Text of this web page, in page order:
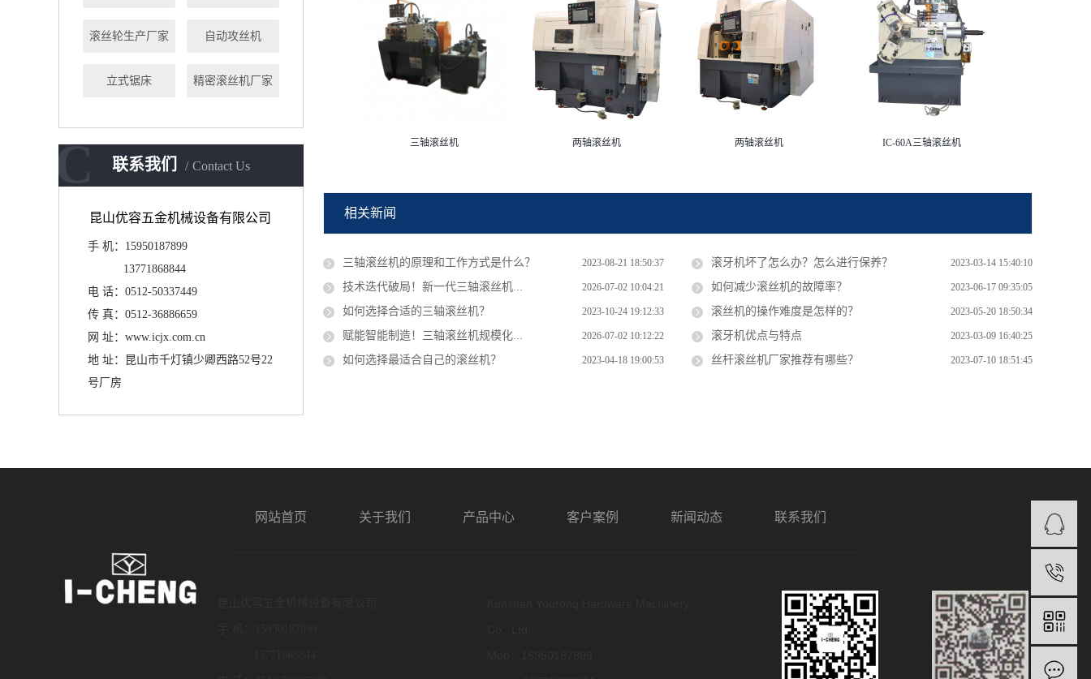
滚丝轮生产厂家 自动攻丝机
立式锯床 精密滚丝机厂家
联系我们 Contact Us
C
昆山优容五金机械设备有限公司
手 机：15950187899
13771868844
电 话：0512-50337449
传 真： 0512-36886659
网 址：www.icjx.com.cn
地 址：昆山市千灯镇少卿西路52号22
号厂房
数控滚丝机 三轴滚丝机 两轴滚丝机 两轴滚丝机 IC-60A三轴滚丝机
相关新闻
三轴滚丝机的原理和工作方式是什么？ 2023-08-21 18:50:37 滚牙机坏了怎么办？怎么进行保养？ 2023-03-14 15:40:10
技术迭代破局！新一代三轴滚丝机... 2026-07-02 10:04:21 如何减少滚丝机的故障率？ 2023-06-17 09:35:05
如何选择合适的三轴滚丝机？ 2023-10-24 19:12:33 滚丝机的操作难度是怎样的？ 2023-05-20 18:50:34
赋能智能制造！三轴滚丝机规模化... 2026-07-02 10:12:22 滚牙机优点与特点 2023-03-09 16:40:25
如何选择最适合自己的滚丝机？ 2023-04-18 19:00:53 丝杆滚丝机厂家推荐有哪些？ 2023-07-10 18:51:45
网站首页 关于我们 产品中心 客户案例 新闻动态 联系我们